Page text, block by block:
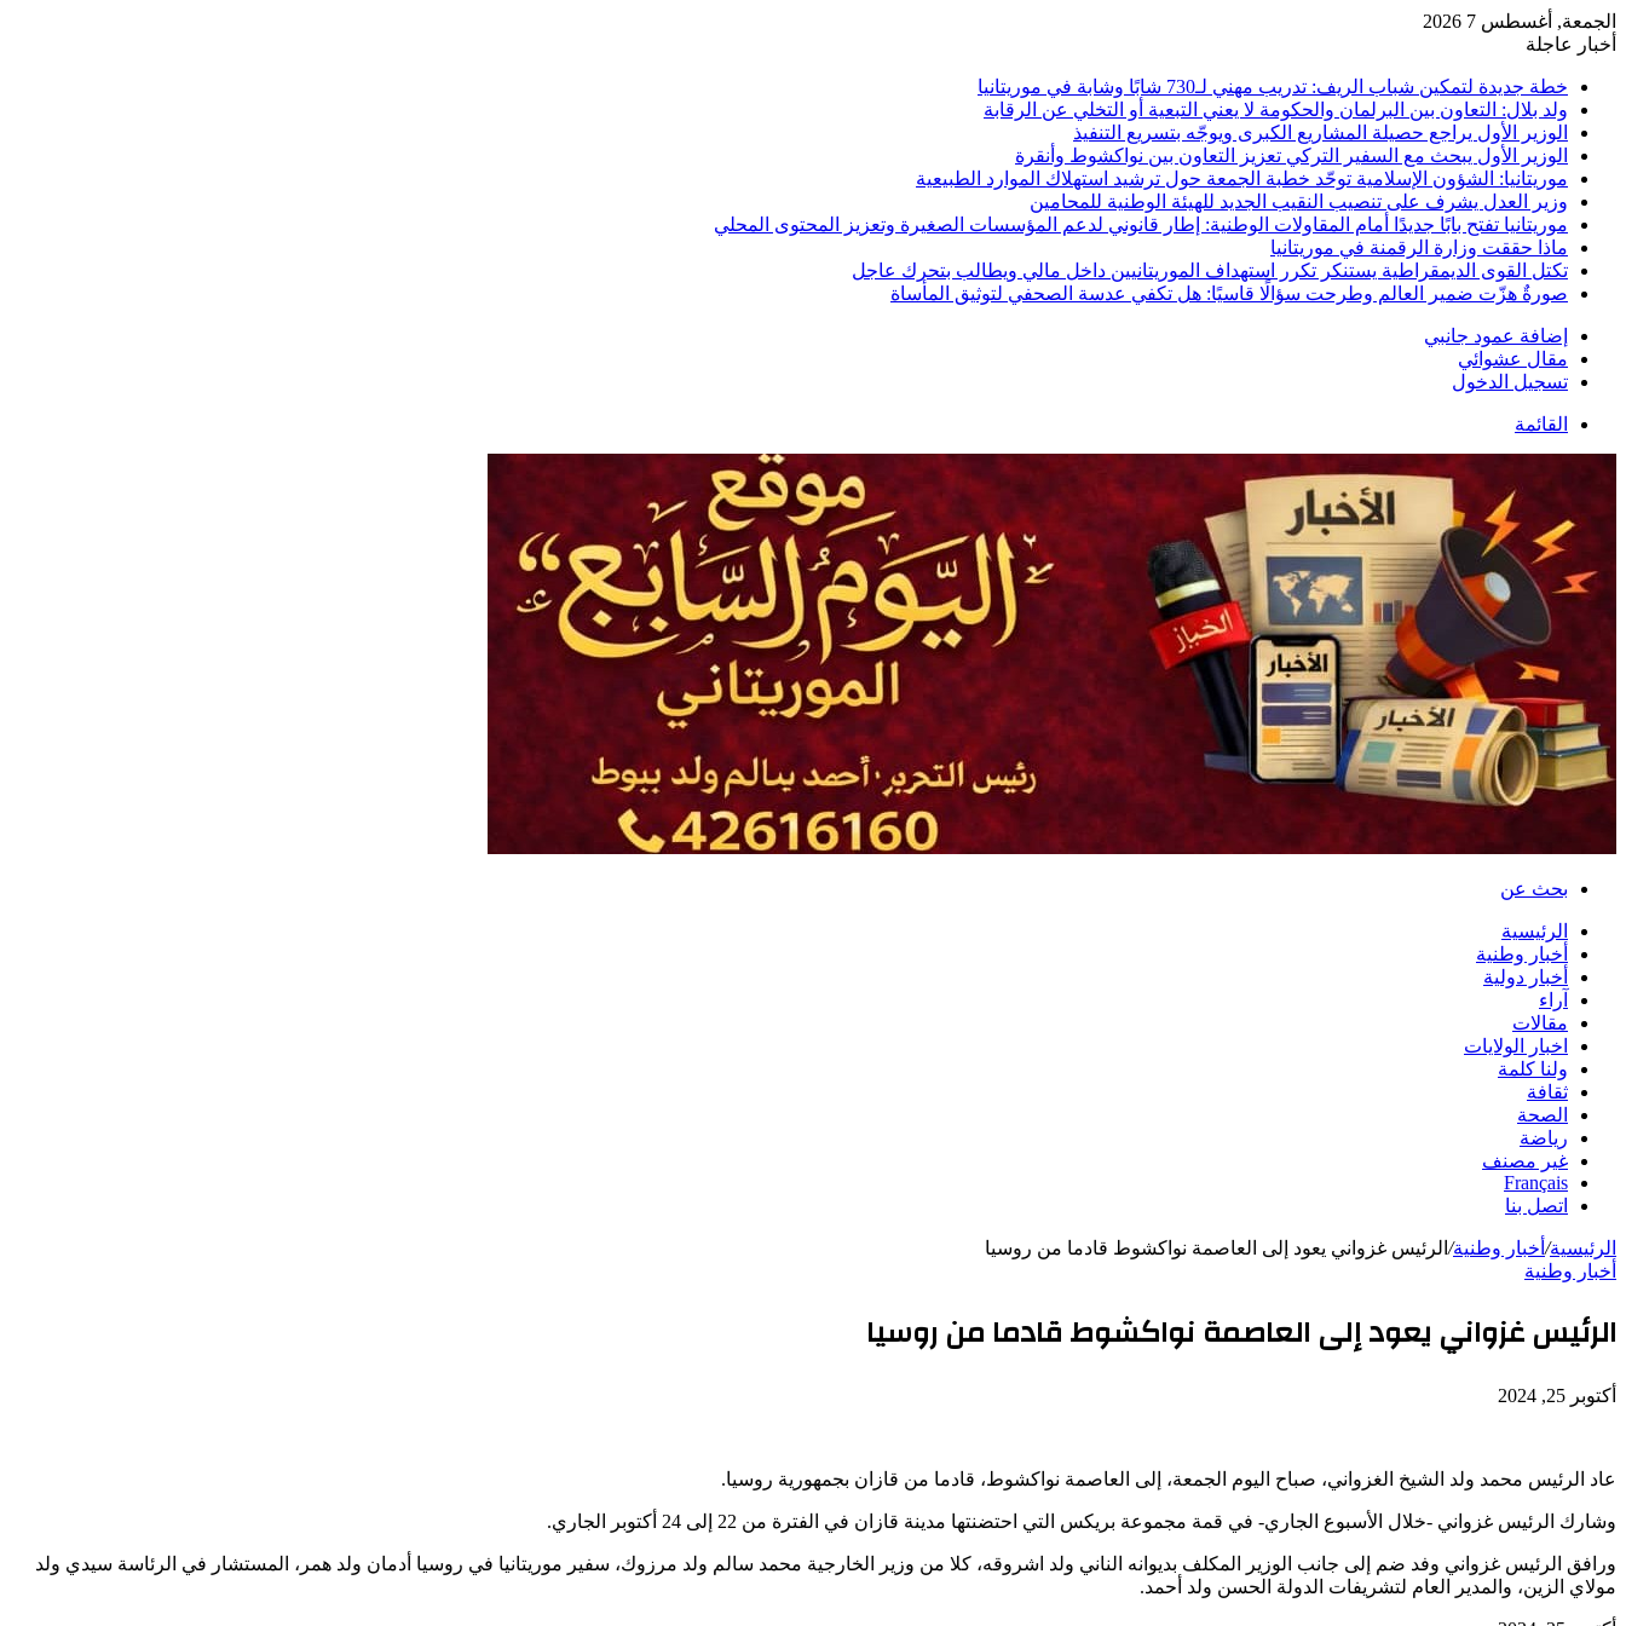
الجمعة, أغسطس 7 2026
أخبار عاجلة
خطة جديدة لتمكين شباب الريف: تدريب مهني لـ730 شابًا وشابة في موريتانيا
ولد بلال: التعاون بين البرلمان والحكومة لا يعني التبعية أو التخلي عن الرقابة
الوزير الأول يراجع حصيلة المشاريع الكبرى ويوجّه بتسريع التنفيذ
الوزير الأول يبحث مع السفير التركي تعزيز التعاون بين نواكشوط وأنقرة
موريتانيا: الشؤون الإسلامية توحّد خطبة الجمعة حول ترشيد استهلاك الموارد الطبيعية
وزير العدل يشرف على تنصيب النقيب الجديد للهيئة الوطنية للمحامين
موريتانيا تفتح بابًا جديدًا أمام المقاولات الوطنية: إطار قانوني لدعم المؤسسات الصغيرة وتعزيز المحتوى المحلي
ماذا حققت وزارة الرقمنة في موريتانيا
تكتل القوى الديمقراطية يستنكر تكرر استهداف الموريتانيين داخل مالي ويطالب بتحرك عاجل
صورةٌ هزّت ضمير العالم وطرحت سؤالًا قاسيًا: هل تكفي عدسة الصحفي لتوثيق المأساة
إضافة عمود جانبي
مقال عشوائي
تسجيل الدخول
القائمة
بحث عن
الرئيسية
أخبار وطنية
أخبار دولية
آراء
مقالات
اخبار الولايات
ولنا كلمة
ثقافة
الصحة
رياضة
غير مصنف
Français
اتصل بنا
الرئيسية/ أخبار وطنية/ الرئيس غزواني يعود إلى العاصمة نواكشوط قادما من روسيا
أخبار وطنية
الرئيس غزواني يعود إلى العاصمة نواكشوط قادما من روسيا
أكتوبر 25, 2024
عاد الرئيس محمد ولد الشيخ الغزواني، صباح اليوم الجمعة، إلى العاصمة نواكشوط، قادما من قازان بجمهورية روسيا.
وشارك الرئيس غزواني -خلال الأسبوع الجاري- في قمة مجموعة بريكس التي احتضنتها مدينة قازان في الفترة من 22 إلى 24 أكتوبر الجاري.
ورافق الرئيس غزواني وفد ضم إلى جانب الوزير المكلف بديوانه الناني ولد اشروقه، كلا من وزير الخارجية محمد سالم ولد مرزوك، سفير موريتانيا في روسيا ⁠أدمان ولد همر، المستشار في الرئاسة سيدي ولد
مولاي الزين، والمدير العام لتشريفات الدولة الحسن ولد أحمد.